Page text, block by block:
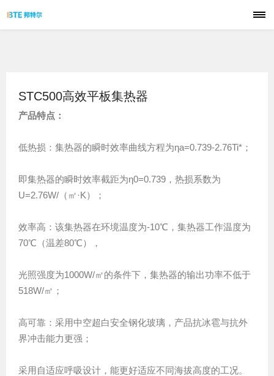
应用案例
服务支持
STC500高效平板集热器
产品特点：
低热损：集热器的瞬时效率曲线方程为ηa=0.739-2.76Ti*；
即集热器的瞬时效率截距为η0=0.739，热损系数为
U=2.76W/（㎡·K）；
效率高：该集热器在环境温度为-10℃，集热器工作温度为
70℃（温差80℃），
光照强度为1000W/㎡的条件下，集热器的输出功率不低于
518W/㎡；
高可靠：采用中空超白安全钢化玻璃，产品抗冰雹与抗外
界冲击能力更强；
采用自适应呼吸设计，能更好适应不同海拔高度的工况。